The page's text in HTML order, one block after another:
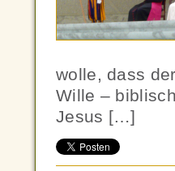
wolle, dass
Wille –
Jesus […]